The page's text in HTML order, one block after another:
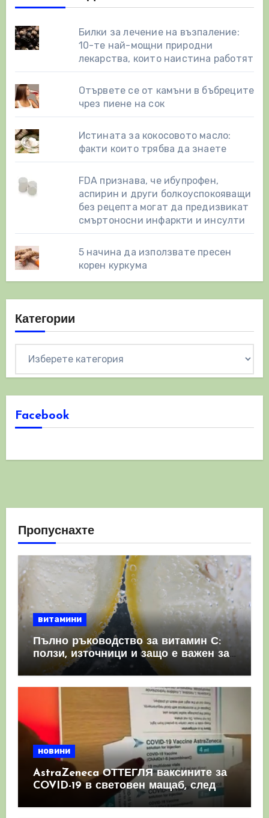
Билки за лечение на възпаление:
10-те най-мощни природни
лекарства, които наистина работят
Отървете се от камъни в бъбреците
чрез пиене на сок
Истината за кокосовото масло:
факти които трябва да знаете
FDA признава, че ибупрофен,
аспирин и други болкоуспокояващи
без рецепта могат да предизвикат
смъртоносни инфаркти и инсулти
5 начина да използвате пресен
корен куркума
Категории
Facebook
Пропуснахте
витамини
Пълно ръководство за витамин С:
ползи, източници и защо е важен за
имунната система
новини
AstraZeneca ОТТЕГЛЯ ваксините за
COVID-19 в световен мащаб, след
като призна, че те причиняват
КРЪВНИ съсиреци